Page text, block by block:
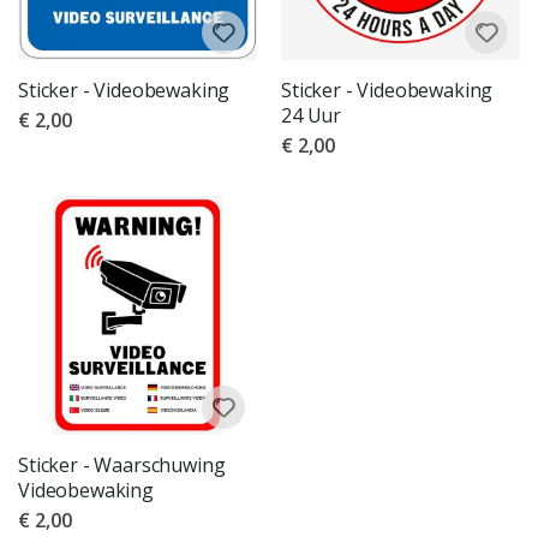
Sticker - Videobewaking
€ 2,00
Sticker - Videobewaking
24 Uur
€ 2,00
Sticker - Waarschuwing
Videobewaking
€ 2,00